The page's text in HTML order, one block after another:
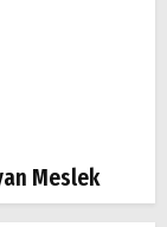
Meslek